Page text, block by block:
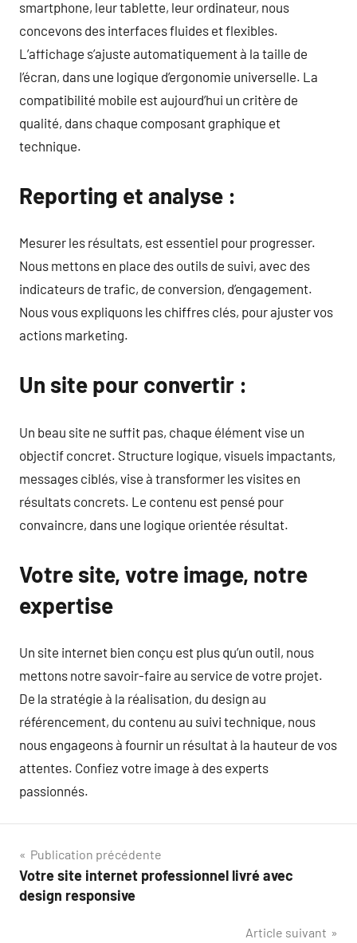
smartphone, leur tablette, leur ordinateur, nous
concevons des interfaces fluides et flexibles.
L’affichage s’ajuste automatiquement à la taille de
l’écran, dans une logique d’ergonomie universelle. La
compatibilité mobile est aujourd’hui un critère de
qualité, dans chaque composant graphique et
technique.
Reporting et analyse :
Mesurer les résultats, est essentiel pour progresser.
Nous mettons en place des outils de suivi, avec des
indicateurs de trafic, de conversion, d’engagement.
Nous vous expliquons les chiffres clés, pour ajuster vos
actions marketing.
Un site pour convertir :
Un beau site ne suffit pas, chaque élément vise un
objectif concret. Structure logique, visuels impactants,
messages ciblés, vise à transformer les visites en
résultats concrets. Le contenu est pensé pour
convaincre, dans une logique orientée résultat.
Votre site, votre image, notre
expertise
Un site internet bien conçu est plus qu’un outil, nous
mettons notre savoir-faire au service de votre projet.
De la stratégie à la réalisation, du design au
référencement, du contenu au suivi technique, nous
nous engageons à fournir un résultat à la hauteur de vos
attentes. Confiez votre image à des experts
passionnés.
Navigation
de
Publication précédente
Votre site internet professionnel livré avec
design responsive
Article suivant